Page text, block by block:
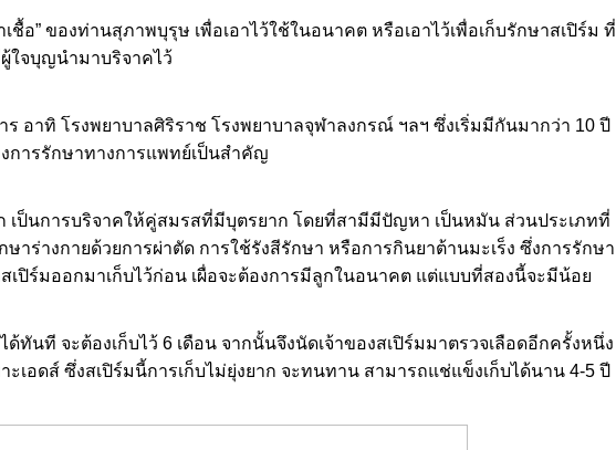
ชื้อ” ของท่านสุภาพบุรุษ เพื่อเอาไว้ใช้ในอนาคต หรือเอาไว้เพื่อเก็บรักษาสเปิร์ม ที่
ใจบุญนำมาบริจาคไว้
อาทิ โรงพยาบาลศิริราช โรงพยาบาลจุฬาลงกรณ์ ฯลฯ ซึ่งเริ่มมีกันมากว่า 10 ปี
งการรักษาทางการแพทย์เป็นสำคัญ
เป็นการบริจาคให้คู่สมรสที่มีบุตรยาก โดยที่สามีมีปัญหา เป็นหมัน ส่วนประเภทที่
าร่างกายด้วยการผ่าตัด การใช้รังสีรักษา หรือการกินยาต้านมะเร็ง ซึ่งการรักษา
เปิร์มออกมาเก็บไว้ก่อน เผื่อจะต้องการมีลูกในอนาคต แต่แบบที่สองนี้จะมีน้อ
ทันที จะต้องเก็บไว้ 6 เดือน จากนั้นจึงนัดเจ้าของสเปิร์มมาตรวจเลือดอีกครั้งหนึ่ง
เอดส์ ซึ่งสเปิร์มนี้การเก็บไม่ยุ่งยาก จะทนทาน สามารถแช่แข็งเก็บได้นาน 4-5 ปี